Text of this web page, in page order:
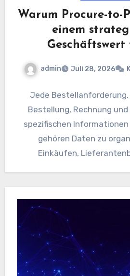
Warum Procure-to-
einem
Geschäftswert
admin Juli 28, 2026
Jede Bestellanforderung,
Bestellung, Rechnung
spezifischen
gehören Daten zu
Einkäufen,
besondere